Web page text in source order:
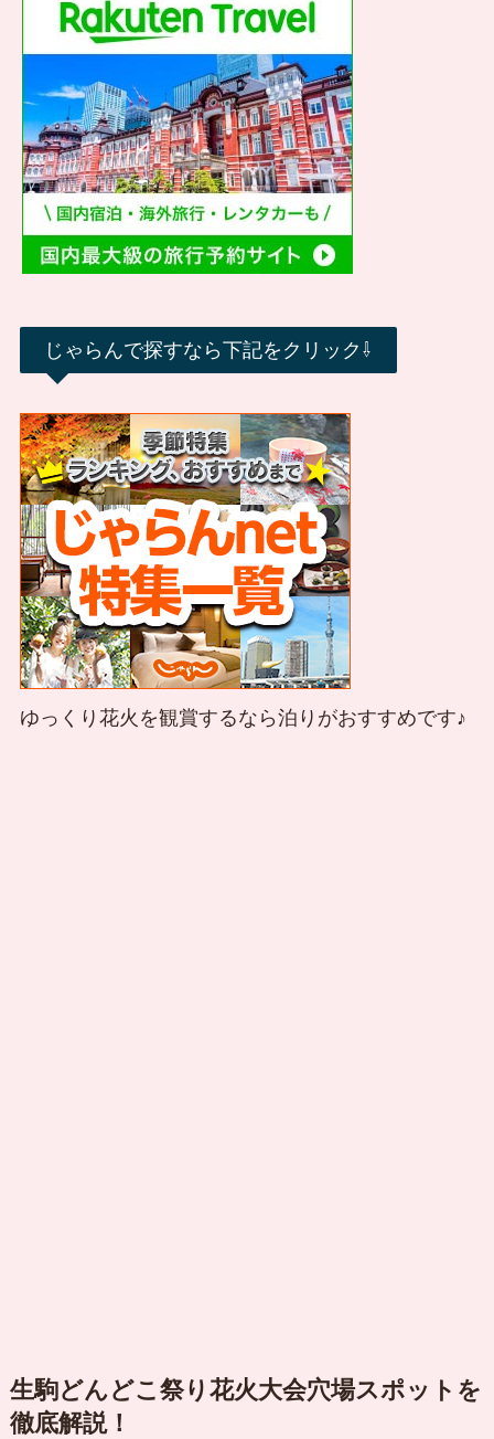
じゃらんで探すなら下記をクリック⇩
ゆっくり花火を観賞するなら泊りがおすすめです♪
生駒どんどこ祭り花火大会穴場スポットを
徹底解説！